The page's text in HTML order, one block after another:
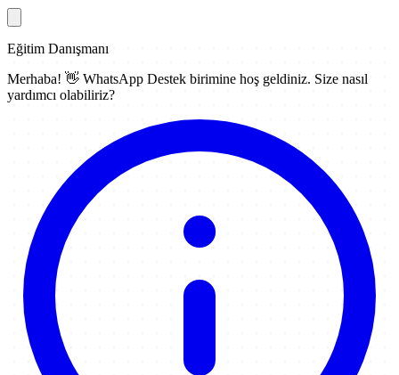
Eğitim Danışmanı
Merhaba! 👋 WhatsApp Destek birimine hoş geldiniz. Size nasıl
yardımcı olabiliriz?